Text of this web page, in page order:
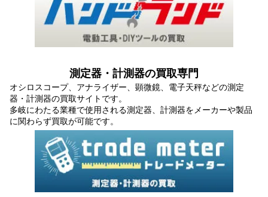
測定器・計測器の買取専門
オシロスコープ、アナライザー、顕微鏡、電子天秤などの測定
器・計測器の買取サイトです。
多岐にわたる業種で使用される測定器、計測器をメーカーや製品
に関わらず買取が可能です。